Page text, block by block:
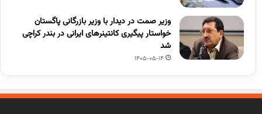
وزیر صمت در دیدار با وزیر بازرگانی پاگستان
خواستار پیگیری کانتینرهای ایرانی در بندر کراچی
شد
1405-05-14